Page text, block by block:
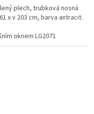
plech, trubková nosná
x v 203 cm, barva antracit.
oknem LG2071